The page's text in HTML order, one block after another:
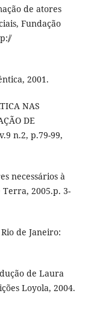
de atores
Fundação
2001.
NAS
DE
n.2, p.79-99,
necessários à
Terra, 2005.p. 3-
de Janeiro:
de Laura
Loyola, 2004.